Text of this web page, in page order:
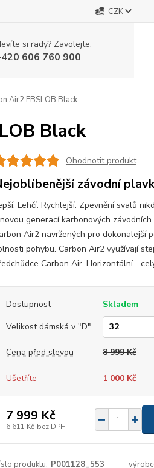
CZK
si rady? Zavolejte.
606 760 900
Air2 FBSLOB Black
Black
Ohodnotit produkt
závodní
Lehčí. Rychlejší. Zpevnění svalů
generací karbonových
Air2 navržených pro dokonalejší
pohybu. Carbon Air2 využívají
Carbon Air. Horizontální...
Dostupnost
Skladem
Velikost dámská v "D"
Cena před slevou 8 999 Kč
Ušetříte 1 000 Kč
7 999 Kč
6 611 Kč bez DPH
produktu: P001128_553